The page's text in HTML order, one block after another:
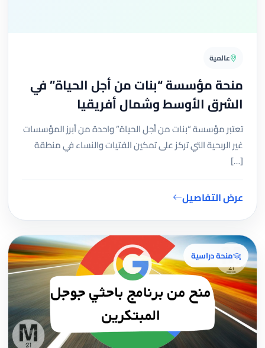
عالمية
منحة مؤسسة “بنات من أجل الحياة” في
الشرق الأوسط وشمال أفريقيا
تعتبر مؤسسة “بنات من أجل الحياة” واحدة من أبرز المؤسسات
غير الربحية التي تركز على تمكين الفتيات والنساء في منطقة
[…]
عرض التفاصيل
منحة دراسية